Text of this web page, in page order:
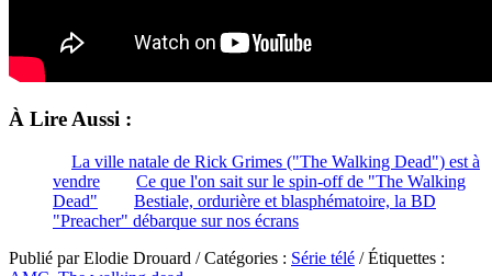
À Lire Aussi :
La ville natale de Rick Grimes ("The Walking Dead") est à
vendre
Ce que l'on sait sur le spin-off de "The Walking
Dead"
Bestiale, ordurière et blasphématoire, la BD
"Preacher" débarque sur nos écrans
Publié par Elodie Drouard / Catégories : Série télé / Étiquettes :